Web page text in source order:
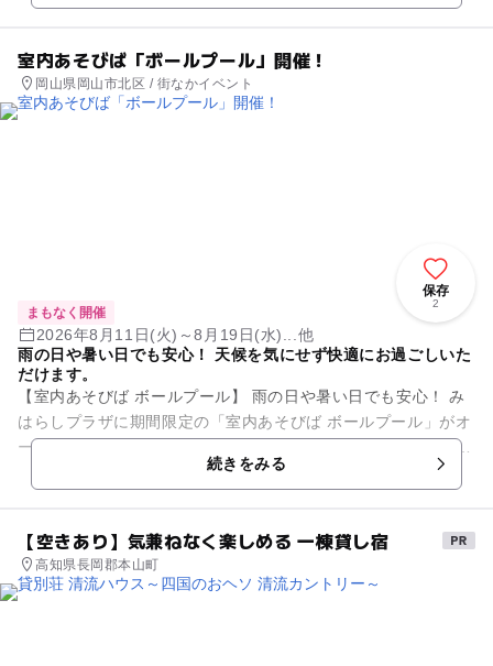
室内あそびば「ボールプール」開催！
岡山県岡山市北区 / 街なかイベント
保存
2
まもなく開催
2026年8月11日(火)～8月19日(水)...他
雨の日や暑い日でも安心！ 天候を気にせず快適にお過ごしいた
だけます。
【室内あそびば ボールプール】 雨の日や暑い日でも安心！ み
はらしプラザに期間限定の「室内あそびば ボールプール」がオ
ープンします。 たくさんのボールに囲まれて思いっきり遊べ
続きをみる
【空きあり】気兼ねなく楽しめる 一棟貸し宿
高知県長岡郡本山町